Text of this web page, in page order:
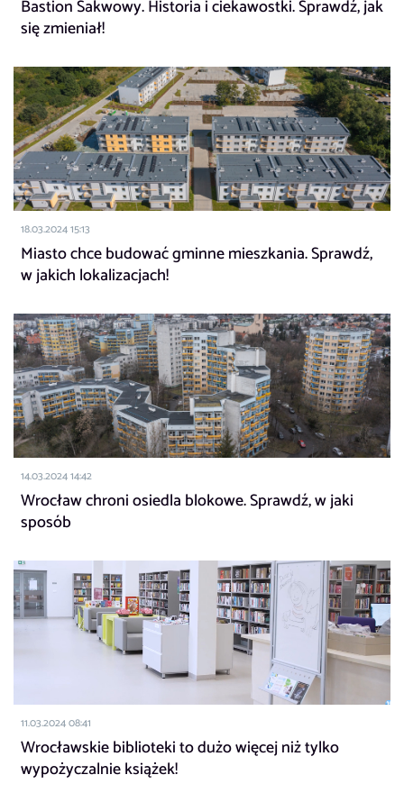
Bastion Sakwowy. Historia i ciekawostki. Sprawdź, jak
się zmieniał!
18.03.2024 15:13
Miasto chce budować gminne mieszkania. Sprawdź,
w jakich lokalizacjach!
14.03.2024 14:42
Wrocław chroni osiedla blokowe. Sprawdź, w jaki
sposób
11.03.2024 08:41
Wrocławskie biblioteki to dużo więcej niż tylko
wypożyczalnie książek!